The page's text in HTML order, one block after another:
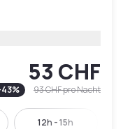
53 CHF
43% 93 CHFpro Nacht
12h - 15h